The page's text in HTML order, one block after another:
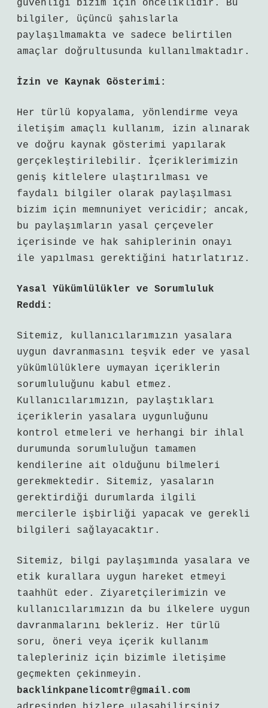
güvenliği bizim için önceliklidir. Bu
bilgiler, üçüncü şahıslarla
paylaşılmamakta ve sadece belirtilen
amaçlar doğrultusunda kullanılmaktadır.
İzin ve Kaynak Gösterimi:
Her türlü kopyalama, yönlendirme veya
iletişim amaçlı kullanım, izin alınarak
ve doğru kaynak gösterimi yapılarak
gerçekleştirilebilir. İçeriklerimizin
geniş kitlelere ulaştırılması ve
faydalı bilgiler olarak paylaşılması
bizim için memnuniyet vericidir; ancak,
bu paylaşımların yasal çerçeveler
içerisinde ve hak sahiplerinin onayı
ile yapılması gerektiğini hatırlatırız.
Yasal Yükümlülükler ve Sorumluluk
Reddi:
Sitemiz, kullanıcılarımızın yasalara
uygun davranmasını teşvik eder ve yasal
yükümlülüklere uymayan içeriklerin
sorumluluğunu kabul etmez.
Kullanıcılarımızın, paylaştıkları
içeriklerin yasalara uygunluğunu
kontrol etmeleri ve herhangi bir ihlal
durumunda sorumluluğun tamamen
kendilerine ait olduğunu bilmeleri
gerekmektedir. Sitemiz, yasaların
gerektirdiği durumlarda ilgili
mercilerle işbirliği yapacak ve gerekli
bilgileri sağlayacaktır.
Sitemiz, bilgi paylaşımında yasalara ve
etik kurallara uygun hareket etmeyi
taahhüt eder. Ziyaretçilerimizin ve
kullanıcılarımızın da bu ilkelere uygun
davranmalarını bekleriz. Her türlü
soru, öneri veya içerik kullanım
talepleriniz için bizimle iletişime
geçmekten çekinmeyin.
backlinkpanelicomtr@gmail.com